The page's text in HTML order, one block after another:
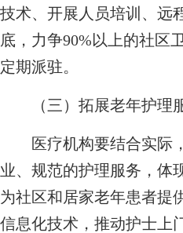
技术、开展人员培训、远
底，力争90%以上的社区
定期派驻。
（三）拓展老年护理
医疗机构要结合实际，
业、规范的护理服务，体
为社区和居家老年患者提
信息化技术，推动护士上